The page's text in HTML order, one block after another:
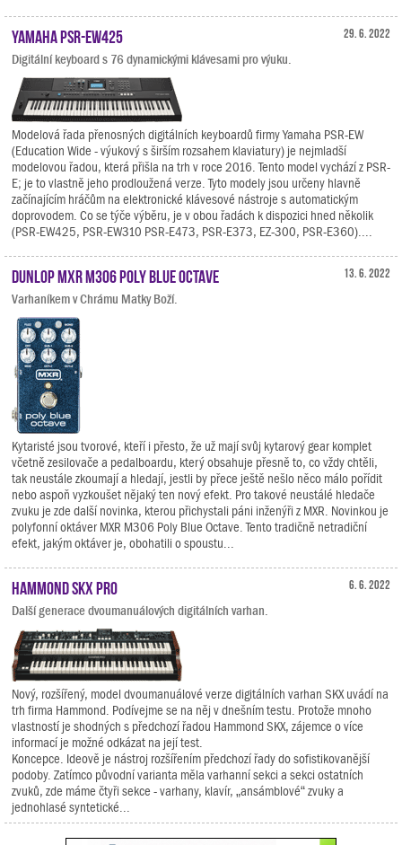
29. 6. 2022
Yamaha PSR-EW425
Digitální keyboard s 76 dynamickými klávesami pro výuku.
Modelová řada přenosných digitálních keyboardů firmy Yamaha PSR-EW
(Education Wide - výukový s širším rozsahem klaviatury) je nejmladší
modelovou řadou, která přišla na trh v roce 2016. Tento model vychází z PSR-
E; je to vlastně jeho prodloužená verze. Tyto modely jsou určeny hlavně
začínajícím hráčům na elektronické klávesové nástroje s automatickým
doprovodem. Co se týče výběru, je v obou řadách k dispozici hned několik
(PSR-EW425, PSR-EW310 PSR-E473, PSR-E373, EZ-300, PSR-E360)....
13. 6. 2022
Dunlop MXR M306 Poly Blue Octave
Varhaníkem v Chrámu Matky Boží.
Kytaristé jsou tvorové, kteří i přesto, že už mají svůj kytarový gear komplet
včetně zesilovače a pedalboardu, který obsahuje přesně to, co vždy chtěli,
tak neustále zkoumají a hledají, jestli by přece ještě nešlo něco málo pořídit
nebo aspoň vyzkoušet nějaký ten nový efekt. Pro takové neustálé hledače
zvuku je zde další novinka, kterou přichystali páni inženýři z MXR. Novinkou je
polyfonní oktáver MXR M306 Poly Blue Octave. Tento tradičně netradiční
efekt, jakým oktáver je, obohatili o spoustu...
6. 6. 2022
Hammond SKX PRO
Další generace dvoumanuálových digitálních varhan.
Nový, rozšířený, model dvoumanuálové verze digitálních varhan SKX uvádí na
trh firma Hammond. Podívejme se na něj v dnešním testu. Protože mnoho
vlastností je shodných s předchozí řadou Hammond SKX, zájemce o více
informací je možné odkázat na její test.
Koncepce. Ideově je nástroj rozšířením předchozí řady do sofistikovanější
podoby. Zatímco původní varianta měla varhanní sekci a sekci ostatních
zvuků, zde máme čtyři sekce - varhany, klavír, „ansámblové“ zvuky a
jednohlasé syntetické...